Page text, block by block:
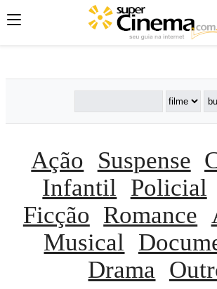
';';
Ação Suspense
Infantil
Policial
Ficção Romance
Musical
Drama